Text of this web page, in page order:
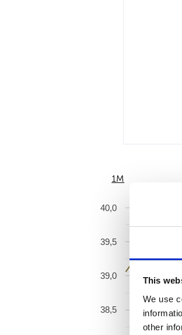
This
We use
other
1M
38,5
39,0
39,5
40,0